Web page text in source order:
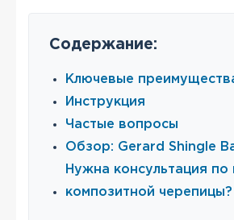
Содержание:
Ключевые
Инструкция
Частые вопросы
Обзор: Gerard Shingle
Нужна консультация по
композитной черепицы?